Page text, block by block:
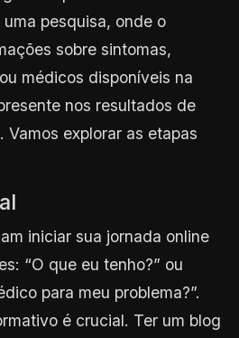
pesquisa, onde o
sobre sintomas,
médicos disponíveis na
nos resultados de
Vamos explorar as etapas
iniciar sua jornada online
“O que eu tenho?” ou
para meu problema?”.
é crucial. Ter um blog